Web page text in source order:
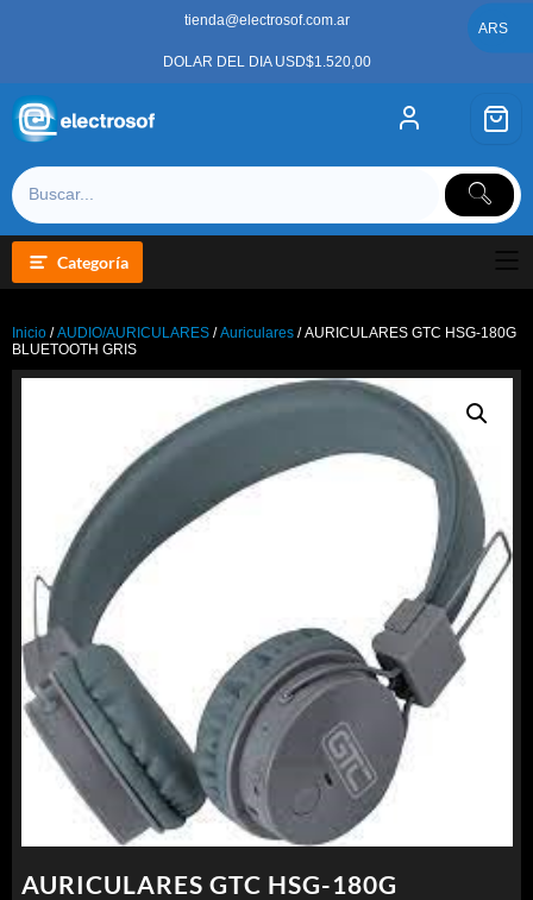
tienda@electrosof.com.ar
DOLAR DEL DIA USD$1.520,00
Categoría
Inicio /AUDIO/AURICULARES /Auriculares / AURICULARES GTC HSG-180G
BLUETOOTH GRIS
AURICULARES GTC HSG-180G
ARS